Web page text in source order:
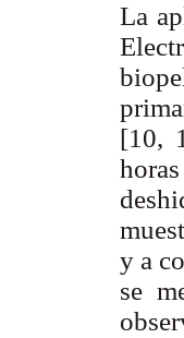
La
[10,
y a
se